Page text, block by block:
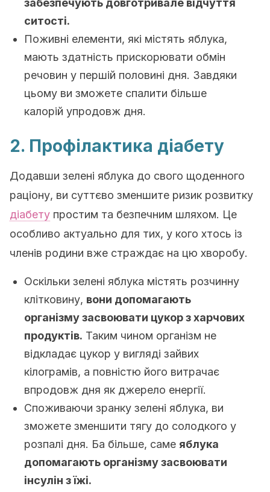
забезпечують довготривале відчуття
ситості.
Поживні елементи, які містять яблука,
мають здатність прискорювати обмін
речовин у першій половині дня. Завдяки
цьому ви зможете спалити більше
калорій упродовж дня.
2. Профілактика діабету
Додавши зелені яблука до свого щоденного
раціону, ви суттєво зменшите ризик розвитку
діабету простим та безпечним шляхом. Це
особливо актуально для тих, у кого хтось із
членів родини вже страждає на цю хворобу.
Оскільки зелені яблука містять розчинну
клітковину, вони допомагають
організму засвоювати цукор з харчових
продуктів. Таким чином організм не
відкладає цукор у вигляді зайвих
кілограмів, а повністю його витрачає
впродовж дня як джерело енергії.
Споживаючи зранку зелені яблука, ви
зможете зменшити тягу до солодкого у
розпалі дня. Ба більше, саме яблука
допомагають організму засвоювати
інсулін з їжі.